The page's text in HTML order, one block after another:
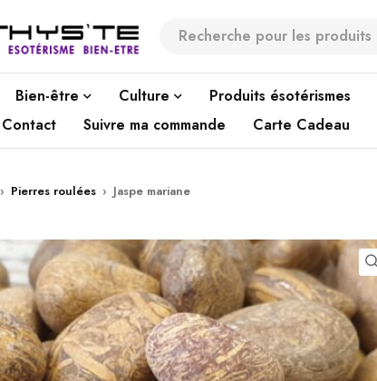
Bien-être Culture Produits ésotérismes
Contact Suivre ma commande Carte Cadeau
› Pierres roulées › Jaspe mariane